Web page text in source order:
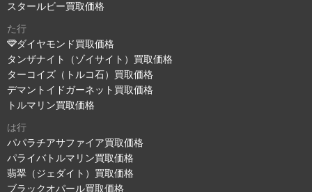
スタールビー買取価格
た行
ダイヤモンド買取価格
タンザナイト（ゾイサイト）買取価格
ターコイズ（トルコ石）買取価格
デマントイドガーネット買取価格
トルマリン買取価格
は行
パパラチアサファイア買取価格
パライバトルマリン買取価格
翡翠（ジェダイト）買取価格
ブラックオパール買取価格